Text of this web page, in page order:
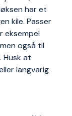
har et
kile. Passer
eksempel
også til
Husk at
langvarig